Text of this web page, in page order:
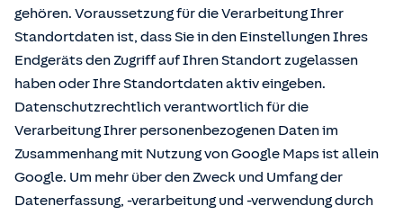
gehören. Voraussetzung für die Verarbeitung Ihrer
Standortdaten ist, dass Sie in den Einstellungen Ihres
Endgeräts den Zugriff auf Ihren Standort zugelassen
haben oder Ihre Standortdaten aktiv eingeben.
Datenschutzrechtlich verantwortlich für die
Verarbeitung Ihrer personenbezogenen Daten im
Zusammenhang mit Nutzung von Google Maps ist allein
Google. Um mehr über den Zweck und Umfang der
Datenerfassung, -verarbeitung und -verwendung durch